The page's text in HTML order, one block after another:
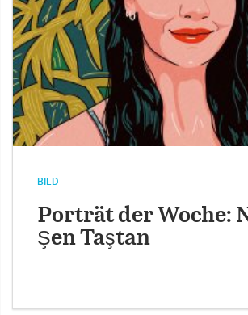
BILD
Porträt der Woche:
Şen Taştan